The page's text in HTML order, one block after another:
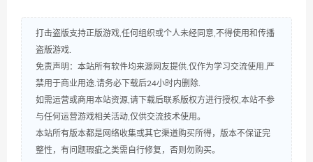
打击盗版支持正版游戏,任何组织或个人未经同意,不得使用和传播
盗版游戏.
免责声明：本站所有软件均来源网友提供.仅作为学习交流使用.严
禁用于商业用途.请务必下载后24小时内删除.
如需运营或商用本站资源,请下载后联系版权方进行授权,本站不参
与任何运营游戏相关活动,仅供交流技术使用。
本站所有版本都是网络收集或其它渠道购买所得，版本不保证完
整性，有问题瑕疵之类需自行修复，否则勿购买。